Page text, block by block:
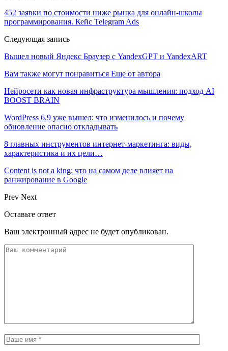
452 заявки по стоимости ниже рынка для онлайн-школы
программирования. Кейс Telegram Ads
Следующая запись
Вышел новый Яндекс Браузер с YandexGPT и YandexART
Вам также могут понравиться Еще от автора
Нейросети как новая инфраструктура мышления: подход AI
BOOST BRAIN
WordPress 6.9 уже вышел: что изменилось и почему
обновление опасно откладывать
8 главных инструментов интернет-маркетинга: виды,
характеристика и их цели…
Content is not a king: что на самом деле влияет на
ранжирование в Google
Prev Next
Оставьте ответ
Ваш электронный адрес не будет опубликован.